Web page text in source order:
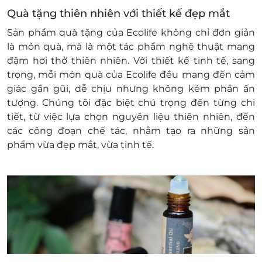
Quà tặng thiên nhiên với thiết kế đẹp mắt
Sản phẩm quà tặng của Ecolife không chỉ đơn giản
là món quà, mà là một tác phẩm nghệ thuật mang
đậm hơi thở thiên nhiên. Với thiết kế tinh tế, sang
trọng, mỗi món quà của Ecolife đều mang đến cảm
giác gần gũi, dễ chịu nhưng không kém phần ấn
tượng. Chúng tôi đặc biệt chú trọng đến từng chi
tiết, từ việc lựa chọn nguyên liệu thiên nhiên, đến
các công đoạn chế tác, nhằm tạo ra những sản
phẩm vừa đẹp mắt, vừa tinh tế.